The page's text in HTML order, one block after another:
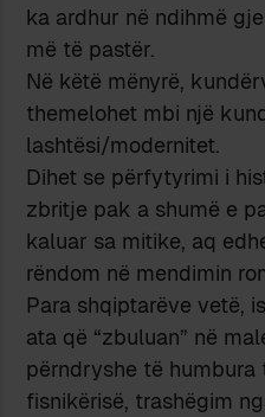
ka ardhur në ndihmë
më të pastër.
Në këtë mënyrë,
themelohet mbi një
lashtësi/modernitet.
Dihet se përfytyrimi i
zbritje pak a shumë e
kaluar sa mitike, aq
rëndom në mendimin
Para shqiptarëve vetë,
ata që “zbuluan” në
përndryshe të humbura
fisnikërisë, trashëgim